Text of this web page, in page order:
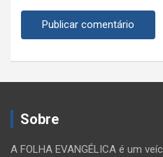
Sobre
A FOLHA EVANGÉLICA é um